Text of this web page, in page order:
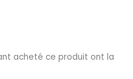
acheté ce produit ont la